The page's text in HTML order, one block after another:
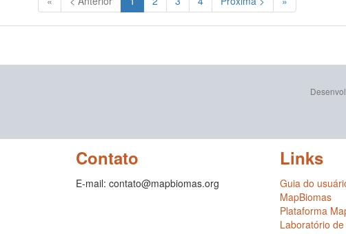
Contato
E-mail: contato@mapbiomas.org
Links
Guia do
MapBiomas
Plataforma
Laboratório